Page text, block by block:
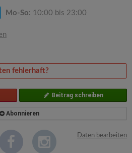
Mo-So: 10:00 bis 23:00
fehlerhaft?
Beitrag schreiben
Abonnieren
Daten bearbeiten